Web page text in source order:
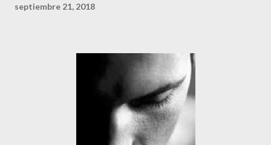
septiembre 21, 2018